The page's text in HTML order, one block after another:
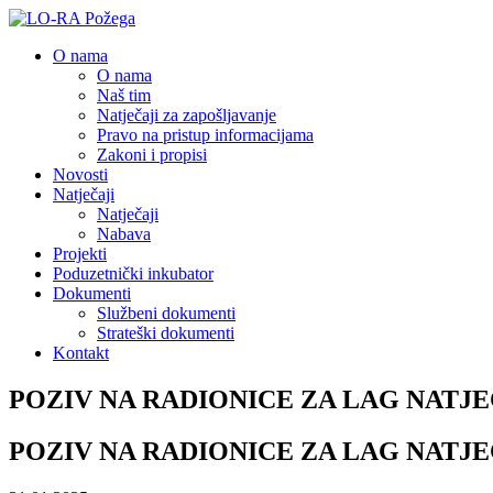
O nama
O nama
Naš tim
Natječaji za zapošljavanje
Pravo na pristup informacijama
Zakoni i propisi
Novosti
Natječaji
Natječaji
Nabava
Projekti
Poduzetnički inkubator
Dokumenti
Službeni dokumenti
Strateški dokumenti
Kontakt
POZIV NA RADIONICE ZA LAG
POZIV NA RADIONICE ZA LAG